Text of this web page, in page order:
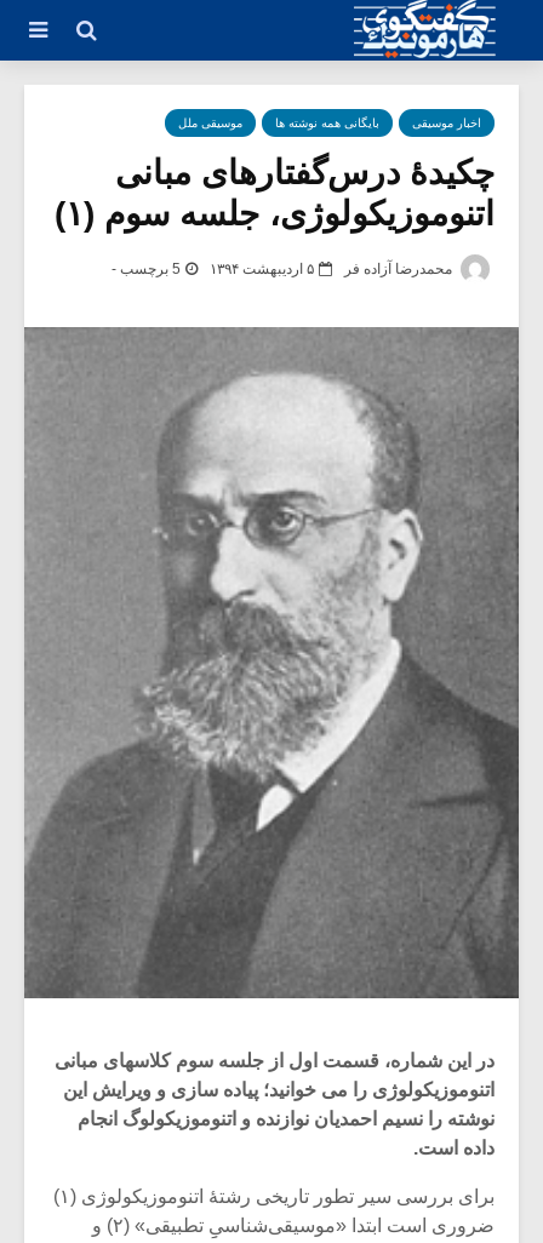
اخبار موسیقی بایگانی همه نوشته ها موسیقی ملل
چکیدۀ درس‌گفتارهای مبانی
اتنوموزیکولوژی، جلسه سوم (۱)
محمدرضا آزاده فر ۵ اردیبهشت ۱۳۹۴ 5 برچسب -
در این شماره، قسمت اول از جلسه سوم کلاسهای مبانی
اتنوموزیکولوژی را می خوانید؛ پیاده سازی و ویرایش این
نوشته را نسیم احمدیان نوازنده و اتنوموزیکولوگ انجام
داده است.
برای بررسی سیر تطور تاریخی رشتۀ اتنوموزیکولوژی (۱)
ضروری است ابتدا «موسیقی‌شناسیِ‌ِ تطبیقی» (۲) و